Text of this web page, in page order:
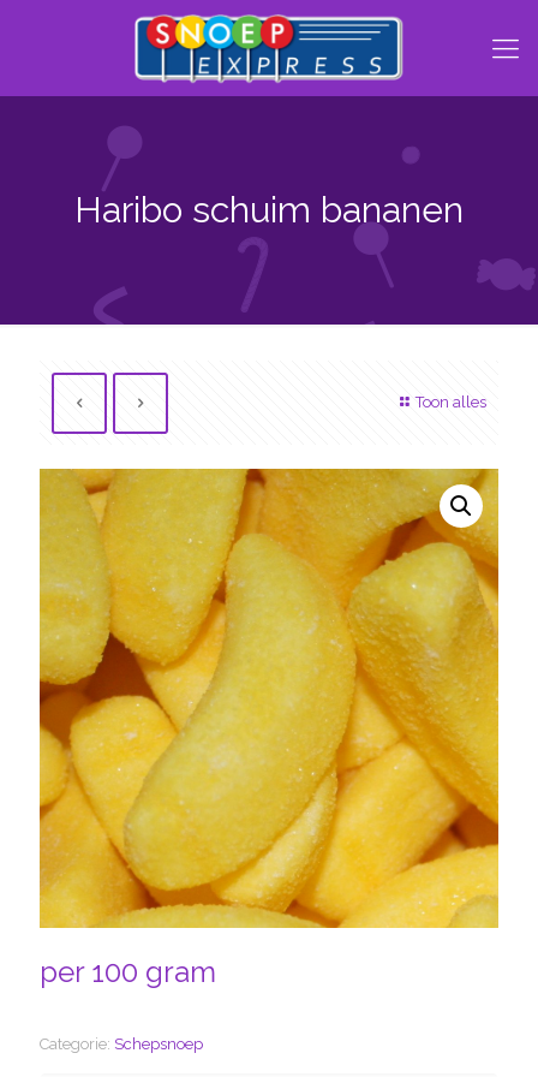
Haribo schuim bananen
Toon alles
per 100 gram
Categorie: Schepsnoep